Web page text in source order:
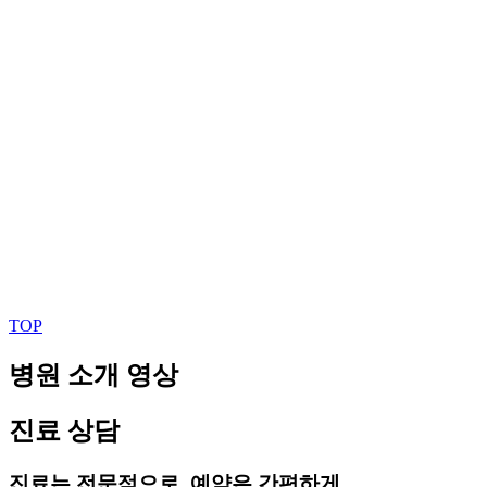
TOP
병원 소개 영상
진료 상담